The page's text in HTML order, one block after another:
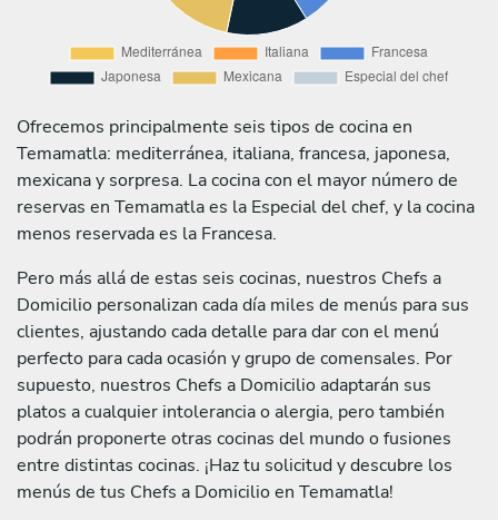
Ofrecemos principalmente seis tipos de cocina en
Temamatla: mediterránea, italiana, francesa, japonesa,
mexicana y sorpresa. La cocina con el mayor número de
reservas en Temamatla es la Especial del chef, y la cocina
menos reservada es la Francesa.
Pero más allá de estas seis cocinas, nuestros Chefs a
Domicilio personalizan cada día miles de menús para sus
clientes, ajustando cada detalle para dar con el menú
perfecto para cada ocasión y grupo de comensales. Por
supuesto, nuestros Chefs a Domicilio adaptarán sus
platos a cualquier intolerancia o alergia, pero también
podrán proponerte otras cocinas del mundo o fusiones
entre distintas cocinas. ¡Haz tu solicitud y descubre los
menús de tus Chefs a Domicilio en Temamatla!